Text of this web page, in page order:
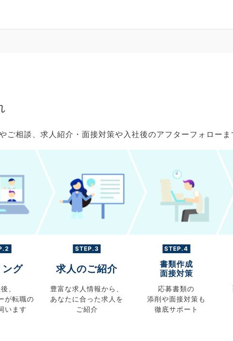
ご相談、求人紹介・面接対策や入社後のアフターフォロー
ング
、
が転職の
います
STEP.3
求人のご紹介
豊富な求人情報から、
あなたに合った求人を
ご紹介
STEP.4
書類作成
面接対策
応募書類の
添削や面接対策も
徹底サポート